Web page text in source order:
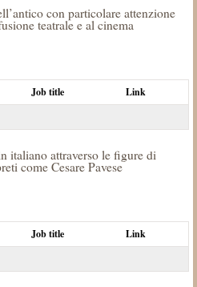
con particolare attenzione
teatrale e al cinema
Job title Link
italiano attraverso le figure di
come Cesare Pavese
Job title Link